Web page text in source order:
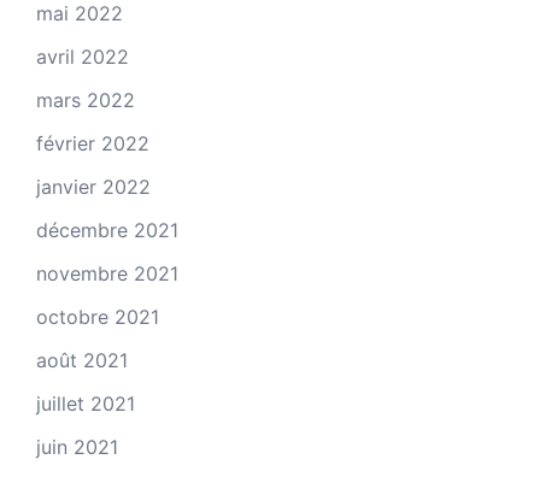
mai 2022
avril 2022
mars 2022
février 2022
janvier 2022
décembre 2021
novembre 2021
octobre 2021
août 2021
juillet 2021
juin 2021